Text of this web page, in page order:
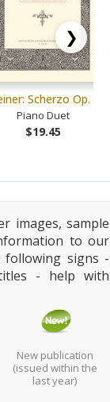
Scherzo Op. 1
Piano Duet
$19.45
❯
images, sample
to our
following signs -
- help with
New publication
(issued within the
last year)